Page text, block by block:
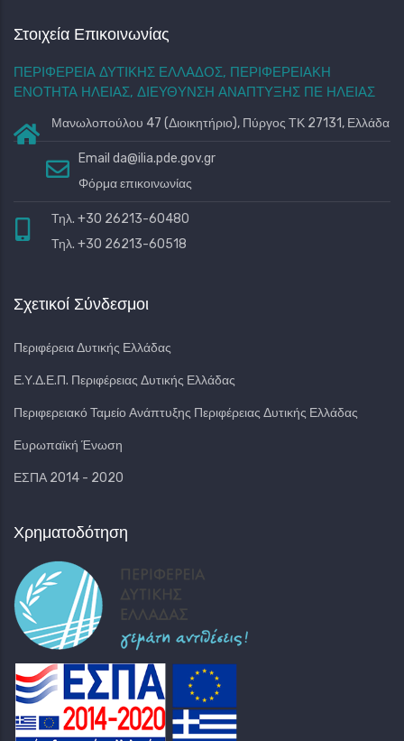
Στοιχεία Επικοινωνίας
ΠΕΡΙΦΕΡΕΙΑ ΔΥΤΙΚΗΣ ΕΛΛΑΔΟΣ, ΠΕΡΙΦΕΡΕΙΑΚΗ
ΕΝΟΤΗΤΑ ΗΛΕΙΑΣ, ΔΙΕΥΘΥΝΣΗ ΑΝΑΠΤΥΞΗΣ ΠΕ ΗΛΕΙΑΣ
Μανωλοπούλου 47 (Διοικητήριο), Πύργος ΤΚ 27131, Ελλάδα
Email da@ilia.pde.gov.gr
Φόρμα επικοινωνίας
Τηλ. +30 26213-60480
Τηλ. +30 26213-60518
Σχετικοί Σύνδεσμοι
Περιφέρεια Δυτικής Ελλάδας
Ε.Υ.Δ.Ε.Π. Περιφέρειας Δυτικής Ελλάδας
Περιφερειακό Ταμείο Ανάπτυξης Περιφέρειας Δυτικής Ελλάδας
Ευρωπαϊκή Ένωση
ΕΣΠΑ 2014 - 2020
Χρηματοδότηση